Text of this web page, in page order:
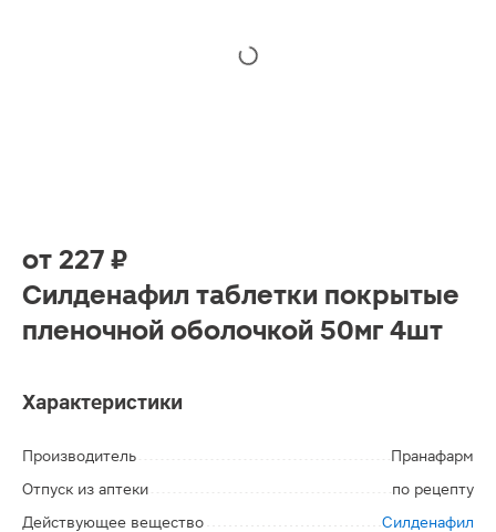
от 227 ₽
Силденафил таблетки покрытые
пленочной оболочкой 50мг 4шт
Характеристики
Производитель
Пранафарм
Отпуск из аптеки
по рецепту
Действующее вещество
Силденафил